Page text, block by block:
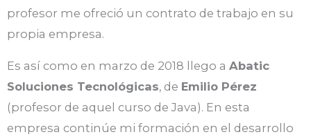
profesor me ofreció un contrato de trabajo en su
propia empresa.
Es así como en marzo de 2018 llego a Abatic
Soluciones Tecnológicas, de Emilio Pérez
(profesor de aquel curso de Java). En esta
empresa continúe mi formación en el desarrollo